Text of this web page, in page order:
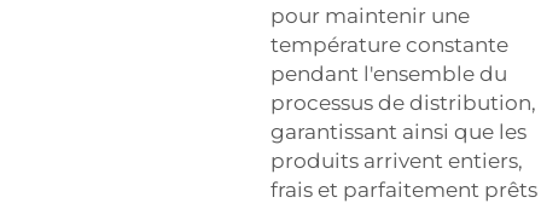
pour maintenir une
température constante
pendant l'ensemble du
processus de distribution,
garantissant ainsi que les
produits arrivent entiers,
frais et parfaitement prêts